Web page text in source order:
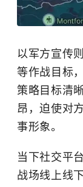
以军方宣传
等作战目标
策略目标清
昂，迫使对
事形象。
当下社交平
战场线上线